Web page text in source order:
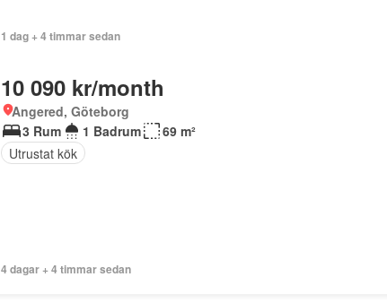
1 dag + 4 timmar sedan
10 090 kr/month
Angered, Göteborg
3 Rum
1 Badrum
69 m²
Utrustat kök
4 dagar + 4 timmar sedan